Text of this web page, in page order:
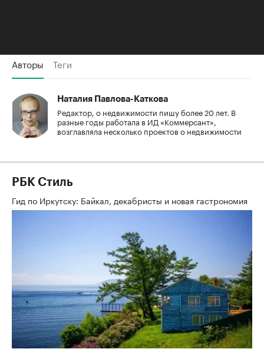
Авторы Теги
Наталия Павлова-Каткова
Редактор, о недвижимости пишу более 20 лет. В
разные годы работала в ИД «Коммерсант»,
возглавляла несколько проектов о недвижимости
РБК Стиль
Гид по Иркутску: Байкал, декабристы и новая гастрономия